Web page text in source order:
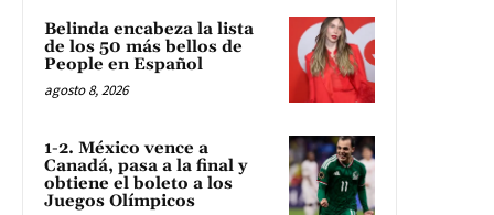
Belinda encabeza la lista
de los 50 más bellos de
People en Español
agosto 8, 2026
1-2. México vence a
Canadá, pasa a la final y
obtiene el boleto a los
Juegos Olímpicos